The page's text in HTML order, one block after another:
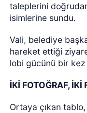
taleplerini
isimlerine sundu.
Vali, belediye
hareket ettiği
lobi gücünü bir
İKİ FOTOĞRAF, İKİ
Ortaya çıkan